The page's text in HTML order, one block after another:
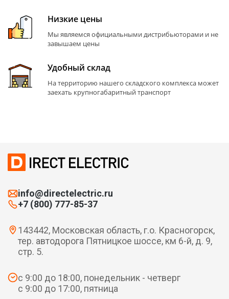
Низкие цены
Мы являемся официальными дистрибьюторами и не
завышаем цены
Удобный склад
На территорию нашего складского комплекса может
заехать крупногабаритный транспорт
info@directelectric.ru
+7 (800) 777-85-37
143442, Московская область, г.о. Красногорск,
тер. автодорога Пятницкое шоссе, км 6-й, д. 9,
стр. 5.
с 9:00 до 18:00, понедельник - четверг
с 9:00 до 17:00, пятница